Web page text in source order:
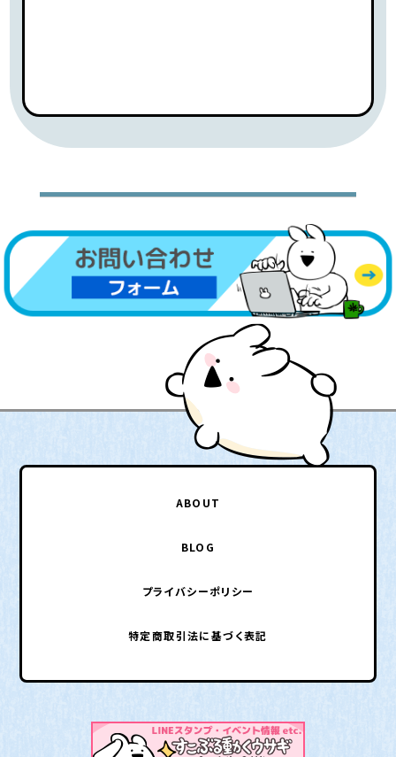
ABOUT
BLOG
プライバシーポリシー
特定商取引法に基づく表記